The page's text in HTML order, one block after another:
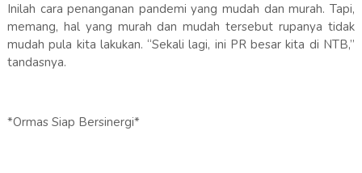
Inilah cara penanganan pandemi yang mudah dan murah. Tapi,
memang, hal yang murah dan mudah tersebut rupanya tidak
mudah pula kita lakukan. “Sekali lagi, ini PR besar kita di NTB,”
tandasnya.
*Ormas Siap Bersinergi*